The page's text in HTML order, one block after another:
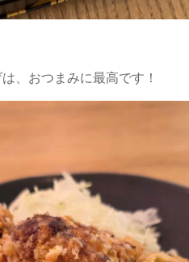
、おつまみに最高です！